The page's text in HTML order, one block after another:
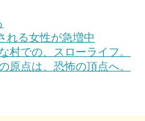
れる女性が急増中
村での、スローライフ。
原点は、恐怖の頂点へ。